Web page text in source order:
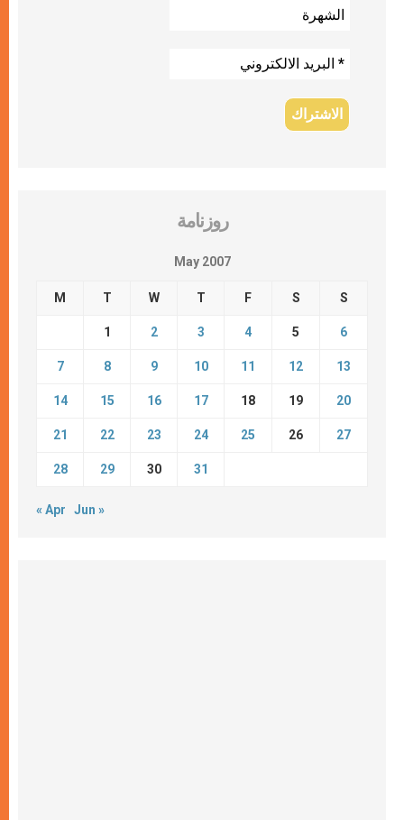
روزنامة
May 2007
M T W T F S S
1 2 3 4 5 6
7 8 9 10 11 12 13
14 15 16 17 18 19 20
21 22 23 24 25 26 27
28 29 30 31
« Apr Jun »